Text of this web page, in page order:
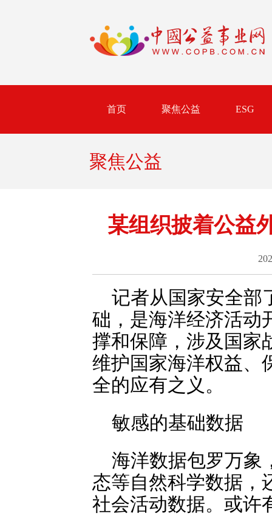
首页 聚焦公益 ESG
聚焦公益
某组织披着公益
记者从国家安全部
础，是海洋经济活动
撑和保障，涉及国家
维护国家海洋权益、
全的应有之义。
敏感的基础数据
海洋数据包罗万象
态等自然科学数据，
社会活动数据。或许